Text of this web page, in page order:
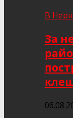
В
За